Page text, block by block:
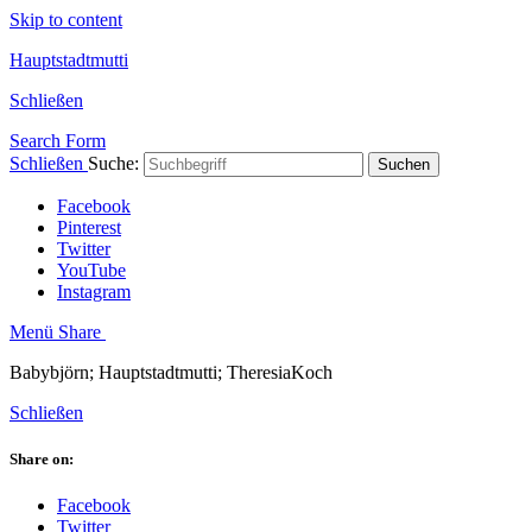
Skip to content
Hauptstadtmutti
Schließen
Search Form
Schließen Suche: Suchen
Facebook
Pinterest
Twitter
YouTube
Instagram
Menü Share
Babybjörn; Hauptstadtmutti; TheresiaKoch
Schließen
Share on:
Facebook
Twitter